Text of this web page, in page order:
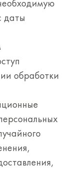
даты
обработки